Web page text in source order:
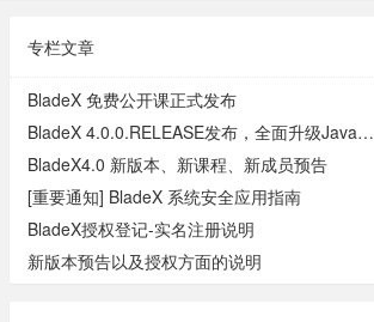
专栏文章
BladeX 免费公开课正式发布
BladeX 4.0.0.RELEASE发布，全面升级Java17、Boot3、Cloud2023
BladeX4.0 新版本、新课程、新成员预告
[重要通知] BladeX 系统安全应用指南
BladeX授权登记-实名注册说明
新版本预告以及授权方面的说明